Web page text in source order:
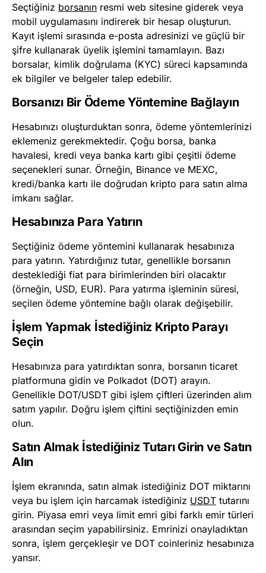
Seçtiğiniz borsanın resmi web sitesine giderek veya
mobil uygulamasını indirerek bir hesap oluşturun.
Kayıt işlemi sırasında e-posta adresinizi ve güçlü bir
şifre kullanarak üyelik işlemini tamamlayın. Bazı
borsalar, kimlik doğrulama (KYC) süreci kapsamında
ek bilgiler ve belgeler talep edebilir.
Borsanızı Bir Ödeme Yöntemine Bağlayın
Hesabınızı oluşturduktan sonra, ödeme yöntemlerinizi
eklemeniz gerekmektedir. Çoğu borsa, banka
havalesi, kredi veya banka kartı gibi çeşitli ödeme
seçenekleri sunar. Örneğin, Binance ve MEXC,
kredi/banka kartı ile doğrudan kripto para satın alma
imkanı sağlar.
Hesabınıza Para Yatırın
Seçtiğiniz ödeme yöntemini kullanarak hesabınıza
para yatırın. Yatırdığınız tutar, genellikle borsanın
desteklediği fiat para birimlerinden biri olacaktır
(örneğin, USD, EUR). Para yatırma işleminin süresi,
seçilen ödeme yöntemine bağlı olarak değişebilir.​
İşlem Yapmak İstediğiniz Kripto Parayı
Seçin
Hesabınıza para yatırdıktan sonra, borsanın ticaret
platformuna gidin ve Polkadot (DOT) arayın.
Genellikle DOT/USDT gibi işlem çiftleri üzerinden alım
satım yapılır. Doğru işlem çiftini seçtiğinizden emin
olun.​
Satın Almak İstediğiniz Tutarı Girin ve Satın
Alın
İşlem ekranında, satın almak istediğiniz DOT miktarını
veya bu işlem için harcamak istediğiniz USDT tutarını
girin. Piyasa emri veya limit emri gibi farklı emir türleri
arasından seçim yapabilirsiniz. Emrinizi onayladıktan
sonra, işlem gerçekleşir ve DOT coinleriniz hesabınıza
yansır.​